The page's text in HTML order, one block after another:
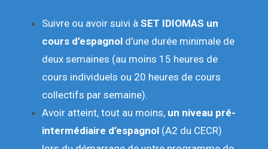
Suivre ou avoir suivi à SET IDIOMAS un
cours d’espagnol d’une durée minimale de
deux semaines (au moins 15 heures de
cours individuels ou 20 heures de cours
collectifs par semaine).
Avoir atteint, tout au moins, un niveau pré-
intermédiaire d’espagnol (A2 du CECR)